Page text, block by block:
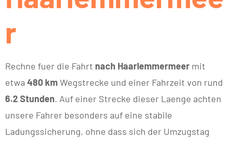
r
Rechne fuer die Fahrt nach Haarlemmermeer mit
etwa 480 kmWegstrecke und einer Fahrzeit von rund
6.2 Stunden. Auf einer Strecke dieser Laenge achten
unsere Fahrer besonders auf eine stabile
Ladungssicherung, ohne dass sich der Umzugstag